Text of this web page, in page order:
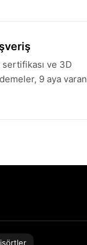
ve 3D
9 aya varan